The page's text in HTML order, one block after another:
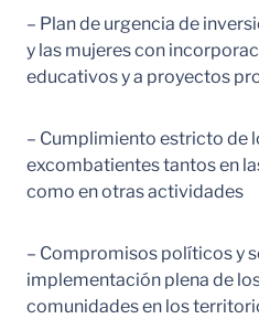
– Plan de urgencia de
y las mujeres con
educativos y a proyectos
– Cumplimiento estricto de
excombatientes tantos en
como en otras actividades
– Compromisos políticos y
implementación plena de
comunidades en los